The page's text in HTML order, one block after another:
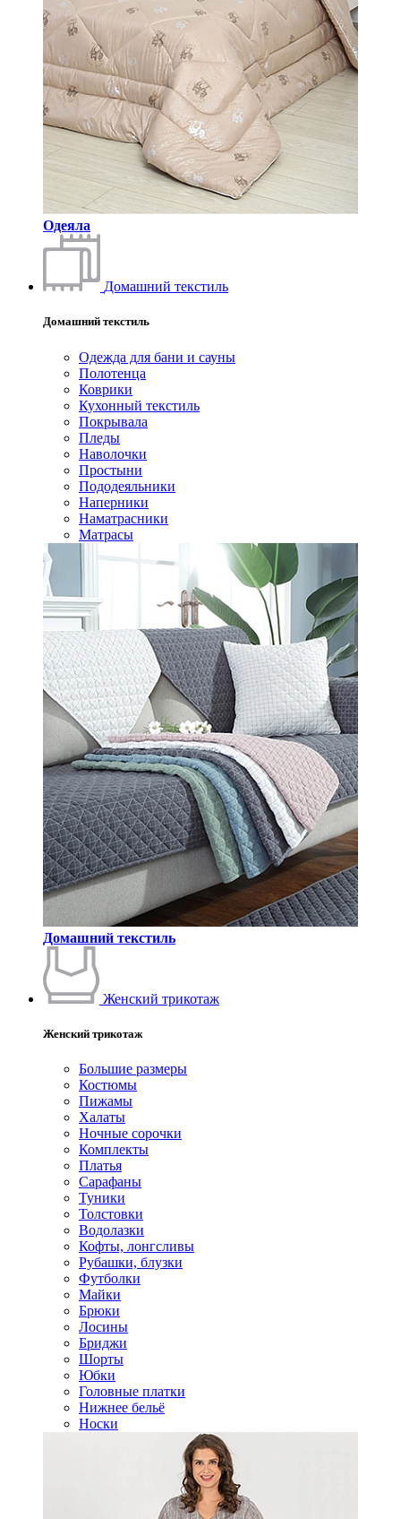
Одеяла
Домашний текстиль
Домашний текстиль
Одежда для бани и сауны
Полотенца
Коврики
Кухонный текстиль
Покрывала
Пледы
Наволочки
Простыни
Пододеяльники
Наперники
Наматрасники
Матрасы
Домашний текстиль
Женский трикотаж
Женский трикотаж
Большие размеры
Костюмы
Пижамы
Халаты
Ночные сорочки
Комплекты
Платья
Сарафаны
Туники
Толстовки
Водолазки
Кофты, лонгсливы
Рубашки, блузки
Футболки
Майки
Брюки
Лосины
Бриджи
Шорты
Юбки
Головные платки
Нижнее бельё
Носки